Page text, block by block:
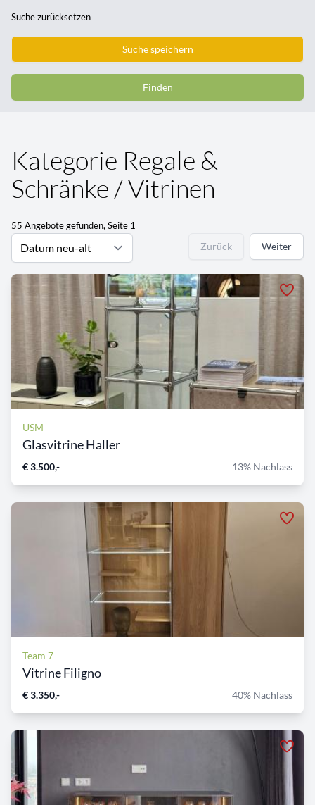
Suche zurücksetzen
Suche speichern
Finden
Kategorie Regale &
Schränke / Vitrinen
55 Angebote gefunden, Seite 1
Zurück Weiter
USM
Glasvitrine Haller
€ 3.500,- 13% Nachlass
Team 7
Vitrine Filigno
€ 3.350,- 40% Nachlass